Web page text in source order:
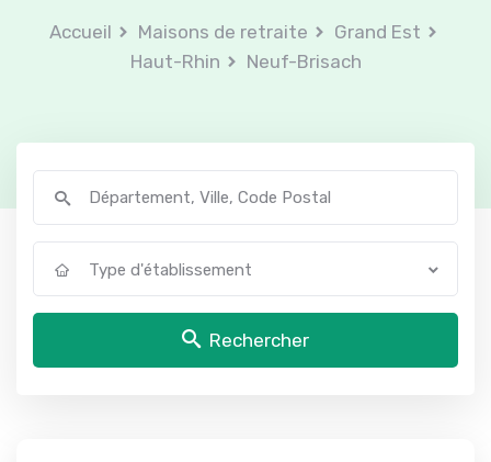
Accueil Maisons de retraite
Grand Est
Haut-Rhin
Neuf-Brisach
Type d'établissement
Rechercher